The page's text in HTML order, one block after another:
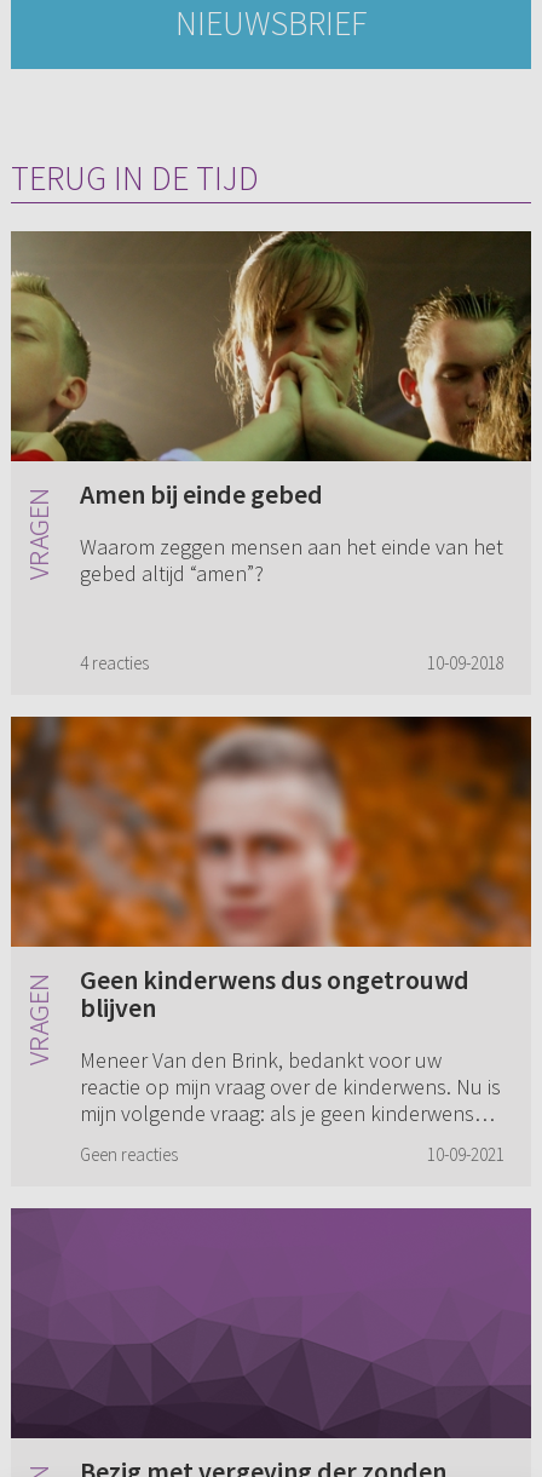
NIEUWSBRIEF
TERUG IN DE TIJD
Amen bij einde gebed
Waarom zeggen mensen aan het einde van het
gebed altijd “amen”?
4 reacties 10-09-2018
Geen kinderwens dus ongetrouwd
blijven
Meneer Van den Brink, bedankt voor uw
reactie op mijn vraag over de kinderwens. Nu is
mijn volgende vraag: als je geen kinderwens
blijven? Terwijl ik wel wil ...
Geen reacties 10-09-2021